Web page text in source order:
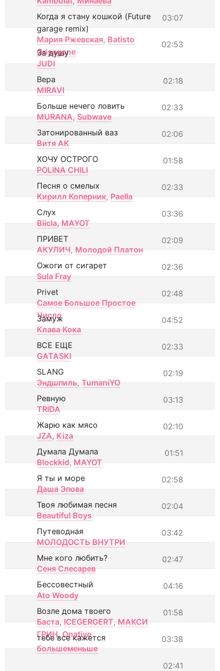
03:07
Когда я стану кошкой (Future
garage remix)
Мария Ржевская, Batisto
Grisagone
02:53
За душу
JUDI
02:18
Вера
MIRAVI
02:33
Больше нечего ловить
MURANA, Subwave
02:06
Затонированный ваз
Витя АК
01:58
ХОЧУ ОСТРОГО
POLINA CHILI
02:33
Песня о смелых
Кирилл Коперник, Paella
03:36
Слух
Biicla, MAYOT
02:09
ПРИВЕТ
АКУЛИЧ, Молодой Платон
02:36
Ожоги от сигарет
Sula Fray
02:48
Privet
Самое Большое Простое
Число
04:52
Замуж
Клава Кока
02:33
ВСЕ ЕЩЕ
GATASKI
02:19
SLANG
Эндшпиль, TumaniYO
03:13
Ревную
TRIDA
02:10
Жарю как мясо
JZA, Kiza
01:51
Думала Думала
Blockkid, MAYOT
02:58
Я ты и море
Даша Эпова
02:04
Твоя любимая песня
Beautiful Boys
03:42
Путеводная
МОЛОДОСТЬ ВНУТРИ
02:47
Мне кого любить?
Сеня Слесарев
04:16
Бессовестный
Ato Woody
01:58
Возле дома твоего
Баста, ICEGERGERT, МАКСИ
ГРИН, Onative 03:38
тебе все кажется
большеменьше
02:41